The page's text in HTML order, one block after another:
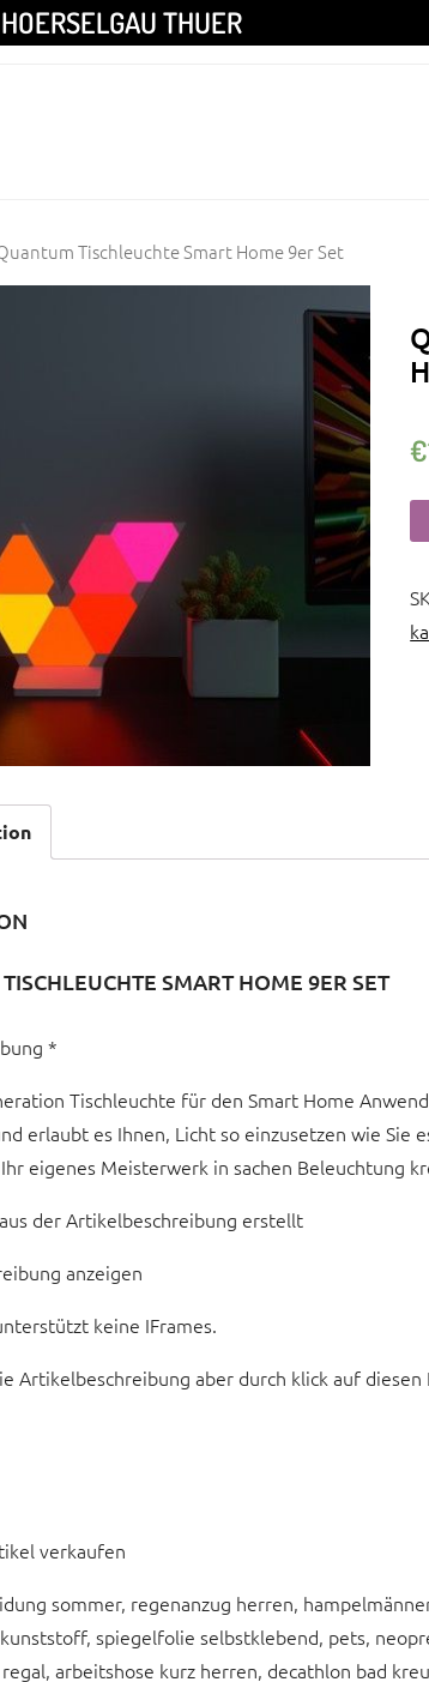
HOERSELGAU THUER
Tischleuchte Smart Home 9er Set
€
SMART HOME 9ER SET
*
Tischleuchte für den Smart Home
erlaubt es Ihnen, Licht so einzusetzen wie
eigenes Meisterwerk in sachen Beleuchtung
der Artikelbeschreibung erstellt
anzeigen
keine IFrames.
Artikelbeschreibung aber durch klick auf
verkaufen
sommer, regenanzug herren,
spiegelfolie selbstklebend, pets,
arbeitshose kurz herren, decathlon bad